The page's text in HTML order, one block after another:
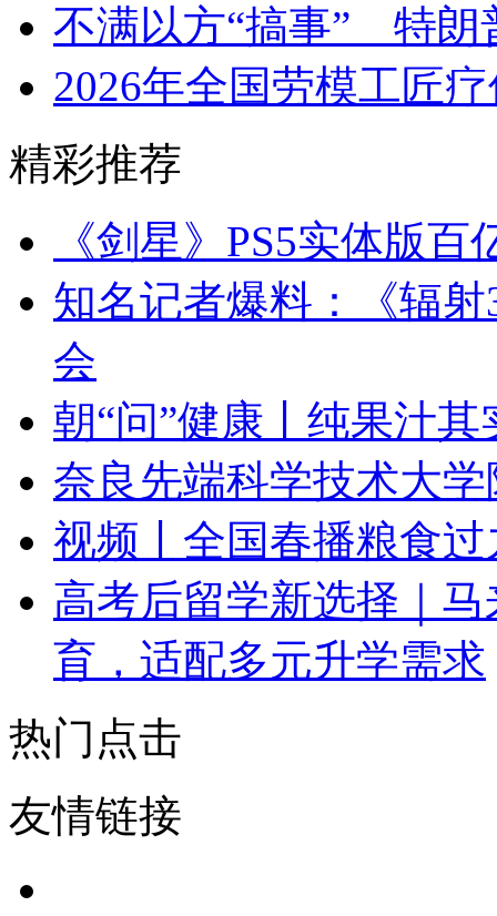
不满以方“搞事” 特朗
2026年全国劳模工匠
精彩推荐
《剑星》PS5实体版
知名记者爆料：《辐
会
朝“问”健康丨纯果汁
奈良先端科学技术大
视频丨全国春播粮食
高考后留学新选择｜
育，适配多元升学需求
热门点击
友情链接